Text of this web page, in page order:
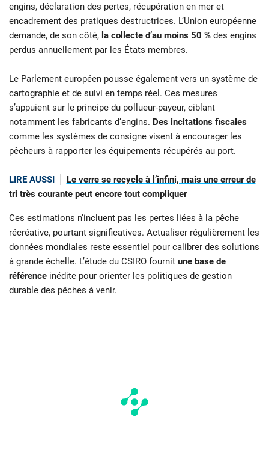
engins, déclaration des pertes, récupération en mer et
encadrement des pratiques destructrices. L’Union européenne
demande, de son côté, la collecte d’au moins 50 % des engins
perdus annuellement par les États membres.
Le Parlement européen pousse également vers un système de
cartographie et de suivi en temps réel. Ces mesures
s’appuient sur le principe du pollueur-payeur, ciblant
notamment les fabricants d’engins. Des incitations fiscales
comme les systèmes de consigne visent à encourager les
pêcheurs à rapporter les équipements récupérés au port.
LIRE AUSSI
Le verre se recycle à l’infini, mais une erreur de
tri très courante peut encore tout compliquer
Ces estimations n’incluent pas les pertes liées à la pêche
récréative, pourtant significatives. Actualiser régulièrement les
données mondiales reste essentiel pour calibrer des solutions
à grande échelle. L’étude du CSIRO fournit une base de
référence inédite pour orienter les politiques de gestion
durable des pêches à venir.